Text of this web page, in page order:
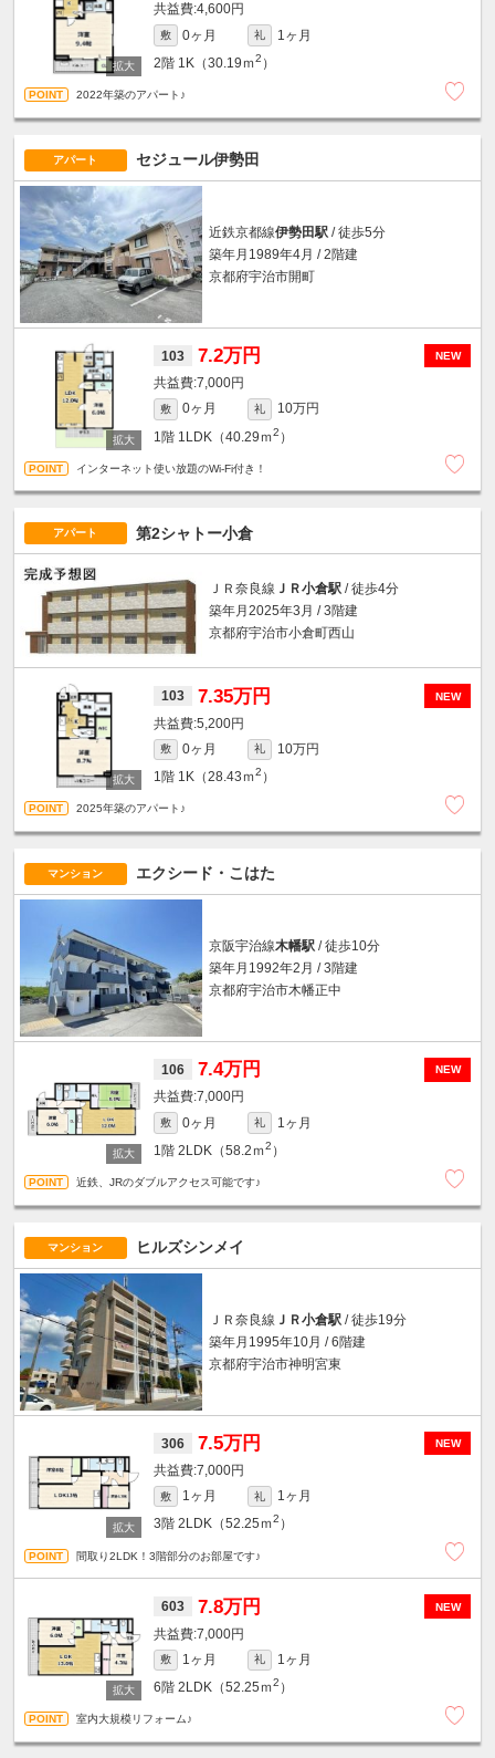
4,600円
敷 0ヶ月 礼
1ヶ月
2階 1K（30.19ｍ2 ）
2022年築のアパート♪
アパート セジュール伊勢田
近鉄京都線伊勢田駅/ 徒歩5分
築年月1989年4月 / 2階建
京都府宇治市開町
NEW
103 7.2万円
7,000円
敷 0ヶ月 礼
10万円
1階 1LDK（40.29ｍ2 ）
インターネット使い放題のWi-Fi付き！
アパート 第2シャトー小倉
ＪＲ奈良線 ＪＲ小倉駅/ 徒歩4分
築年月2025年3月 / 3階建
京都府宇治市小倉町西山
NEW
103 7.35万円
5,200円
敷 0ヶ月 礼
10万円
1階 1K（28.43ｍ2 ）
2025年築のアパート♪
マンション エクシード・こはた
京阪宇治線木幡駅/ 徒歩10分
築年月1992年2月 / 3階建
京都府宇治市木幡正中
NEW
106 7.4万円
7,000円
敷 0ヶ月 礼
1ヶ月
1階 2LDK（58.2ｍ2 ）
近鉄、JRのダブルアクセス可能です♪
マンション ヒルズシンメイ
ＪＲ奈良線 ＪＲ小倉駅/ 徒歩19分
築年月1995年10月 / 6階建
京都府宇治市神明宮東
NEW
306 7.5万円
7,000円
敷 1ヶ月 礼
1ヶ月
3階 2LDK（52.25ｍ2 ）
間取り2LDK！3階部分のお部屋です♪
NEW
603 7.8万円
7,000円
敷 1ヶ月 礼
1ヶ月
6階 2LDK（52.25ｍ2 ）
室内大規模リフォーム♪